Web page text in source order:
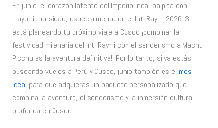
En junio, el corazón latente del Imperio Inca, palpita con
mayor intensidad, especialmente en el Inti Raymi 2026. Si
está planeando tu próximo viaje a Cusco ¡combinar la
festividad milenaria del Inti Raymi con el senderismo a Machu
Picchu es la aventura definitiva!. Por lo tanto, si ya estás
buscando vuelos a Perú y Cusco, junio también es el mes
ideal para que adquieras un paquete personalizado que
combina la aventura, el senderismo y la inmersión cultural
profunda en Cusco.